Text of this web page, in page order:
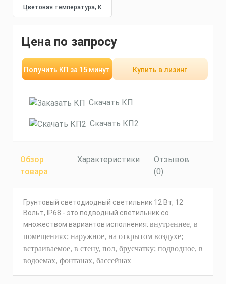
Цена по запросу
Получить КП за 15 минут Купить в лизинг
Скачать КП
Скачать КП2
Обзор
товара
Характеристики
Отзывов
(0)
Грунтовый светодиодный светильник 12 Вт, 12
Вольт, IP68 - это подводный светильник со
множеством вариантов исполнения: внутреннее, в
помещениях; наружное, на открытом воздухе;
встраиваемое, в стену, пол, брусчатку; подводное, в
водоемах, фонтанах, бассейнах